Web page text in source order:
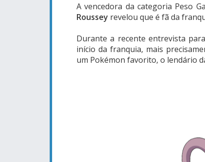
A vencedora da categoria Peso
Roussey revelou que é fã da
Durante a recente entrevista
início da franquia, mais
um Pokémon favorito, o lendário